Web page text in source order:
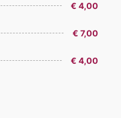
€ 4,00
€ 7,00
€ 4,00